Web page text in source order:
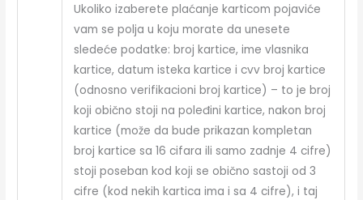
Ukoliko izaberete plaćanje karticom pojaviće
vam se polja u koju morate da unesete
sledeće podatke: broj kartice, ime vlasnika
kartice, datum isteka kartice i cvv broj kartice
(odnosno verifikacioni broj kartice) – to je broj
koji obično stoji na poleđini kartice, nakon broj
kartice (može da bude prikazan kompletan
broj kartice sa 16 cifara ili samo zadnje 4 cifre)
stoji poseban kod koji se obično sastoji od 3
cifre (kod nekih kartica ima i sa 4 cifre), i taj